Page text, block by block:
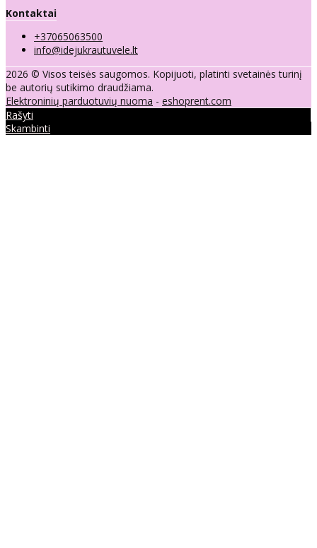
Kontaktai
+37065063500
info@idejukrautuvele.lt
2026 © Visos teisės saugomos. Kopijuoti, platinti svetainės turinį
be autorių sutikimo draudžiama.
Elektroninių parduotuvių nuoma - eshoprent.com
Rašyti
Skambinti